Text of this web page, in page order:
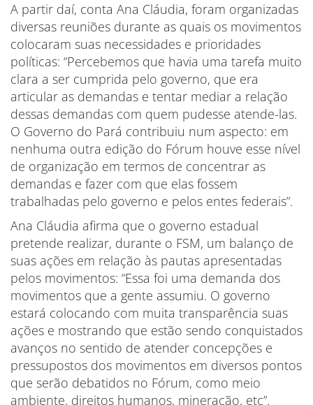
A partir daí, conta Ana Cláudia, foram organizadas
diversas reuniões durante as quais os movimentos
colocaram suas necessidades e prioridades
políticas: “Percebemos que havia uma tarefa muito
clara a ser cumprida pelo governo, que era
articular as demandas e tentar mediar a relação
dessas demandas com quem pudesse atende-las.
O Governo do Pará contribuiu num aspecto: em
nenhuma outra edição do Fórum houve esse nível
de organização em termos de concentrar as
demandas e fazer com que elas fossem
trabalhadas pelo governo e pelos entes federais”.
Ana Cláudia afirma que o governo estadual
pretende realizar, durante o FSM, um balanço de
suas ações em relação às pautas apresentadas
pelos movimentos: “Essa foi uma demanda dos
movimentos que a gente assumiu. O governo
estará colocando com muita transparência suas
ações e mostrando que estão sendo conquistados
avanços no sentido de atender concepções e
pressupostos dos movimentos em diversos pontos
que serão debatidos no Fórum, como meio
ambiente, direitos humanos, mineração, etc”.